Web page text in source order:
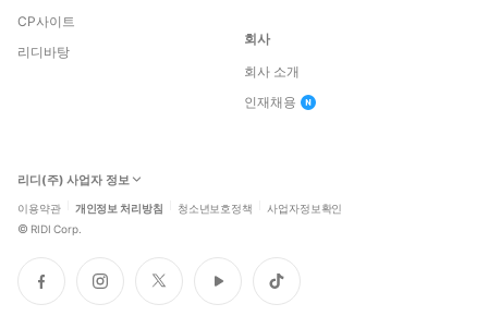
CP사이트
리디바탕
회사
회사 소개
인재채용
리디(주) 사업자 정보
이용약관 개인정보 처리방침 청소년보호정책 사업자정보확인
© RIDI Corp.
페
이
인
스
트
위
유
튜
틱
톡